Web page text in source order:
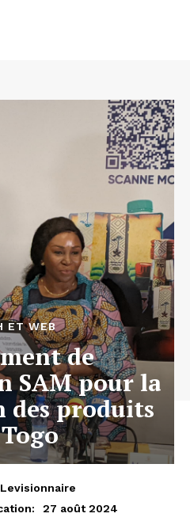
ET WEB
de
SAM pour la
produits
Levisionnaire
27 août 2024